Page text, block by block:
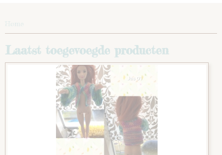
Home
Laatst toegevoegde producten